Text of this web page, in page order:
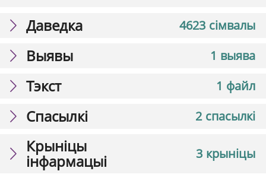
4623 сімвалы
Даведка
1 выява
Выявы
1 файл
Тэкст
2 спасылкі
Спасылкі
3 крыніцы
Крыніцы
інфармацыі